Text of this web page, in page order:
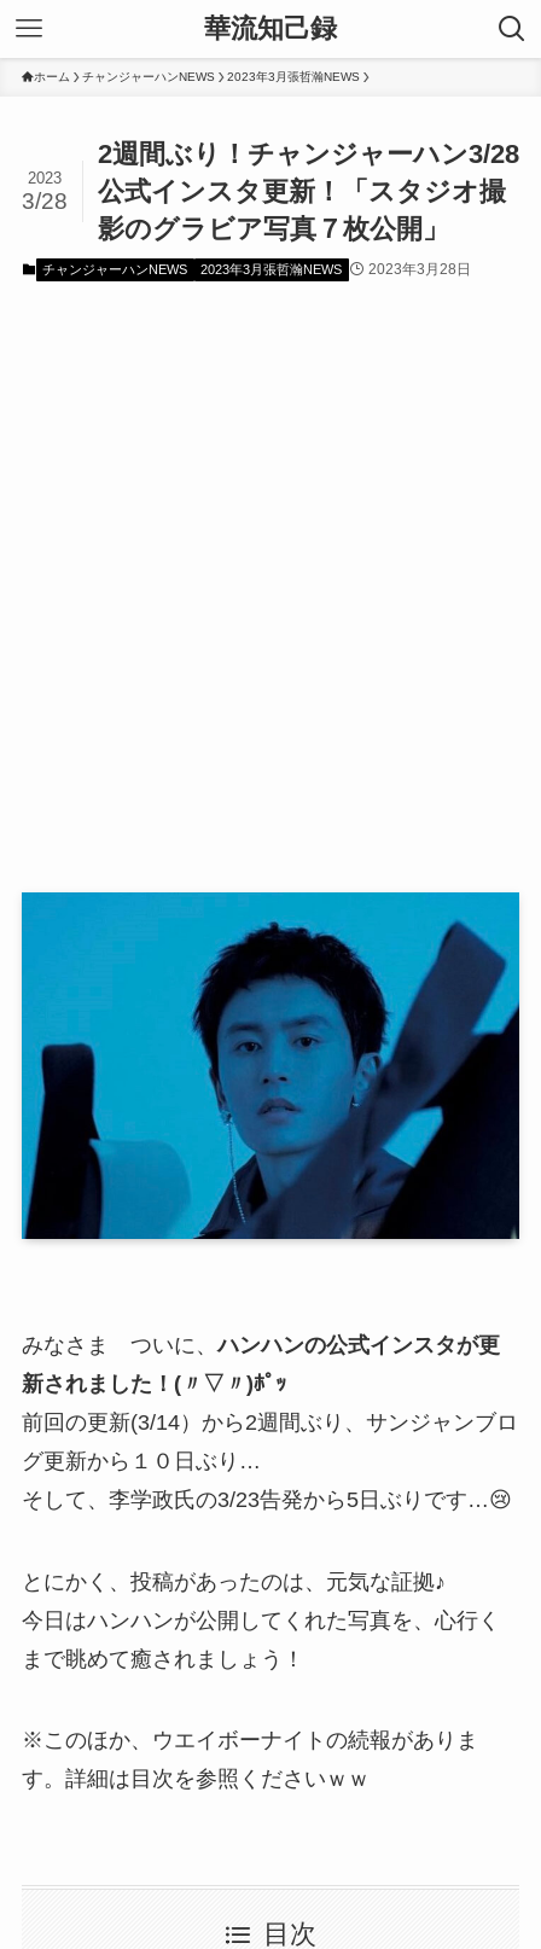
華流知己録
ホーム チャンジャーハンNEWS 2023年3月張哲瀚NEWS
2週間ぶり！チャンジャーハン3/28
公式インスタ更新！「スタジオ撮
影のグラビア写真７枚公開」
2023
3/28
チャンジャーハンNEWS 2023年3月張哲瀚NEWS 2023年3月28日
みなさま ついに、ハンハンの公式インスタが更
新されました！(〃▽〃)ﾎﾟｯ
前回の更新(3/14）から2週間ぶり、サンジャンブロ
グ更新から１０日ぶり…
そして、李学政氏の3/23告発から5日ぶりです…😢
とにかく、投稿があったのは、元気な証拠♪
今日はハンハンが公開してくれた写真を、心行く
まで眺めて癒されましょう！
※このほか、ウエイボーナイトの続報がありま
す。詳細は目次を参照くださいｗｗ
目次